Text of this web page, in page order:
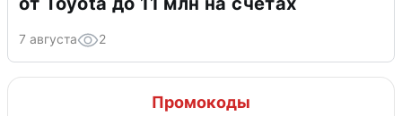
7 августа 2
Промокоды